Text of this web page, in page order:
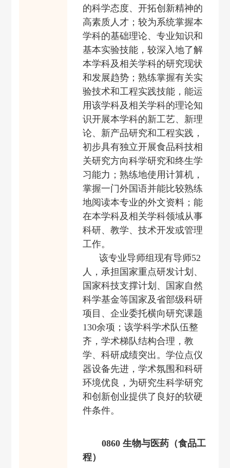
的科学态度、开拓创新精神的
高素质人才； 较为系统掌握本
学科的基础理论、专业知识和
基本实验技能，较深入地了解
本学科及相关学科的研究现状
和发展趋势；熟练掌握有关实
验技术和工程实践技能，能运
用该学科及相关学科的理论知
识开展本学科的新工艺、新理
论、新产品研究和工程实践，
初步具有独立开展食品科技相
关研究方向科学研究和终生学
习 能力；熟练地使用计算机，
掌握一门外国语并能比较熟练
地阅读本专业的外文资料；能
在本学科及相关学科领域从事
科研、教学、技术开发或管理
工作。
该专业导师组现有导师52
人，承担国家重点研发计划、
国家科技支撑计划、国家自然
科学基金等国家及省部级科研
项目、企业委托横向研究课题
130余项；该学科学术队伍整
齐，学术梯队结构合理，教
学、科研成绩突出。学位点仪
器设备先进，学术氛围和科研
环境优良，为研究生科学研究
和创新创业提供了良好的软硬
件条件。
0860 生物与医药（食品工
程）